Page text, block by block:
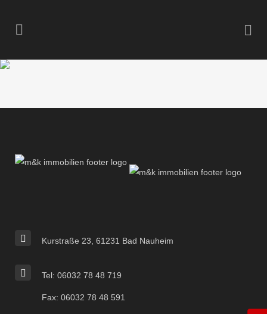
Kurstraße 23, 61231 Bad Nauheim
Tel: 06032 78 48 719
Fax: 06032 78 48 591